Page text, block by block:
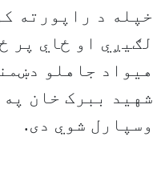
خپله د راپورته
هیواد جاهلو
شهید ببرک خان
وسپارل شوي دی.